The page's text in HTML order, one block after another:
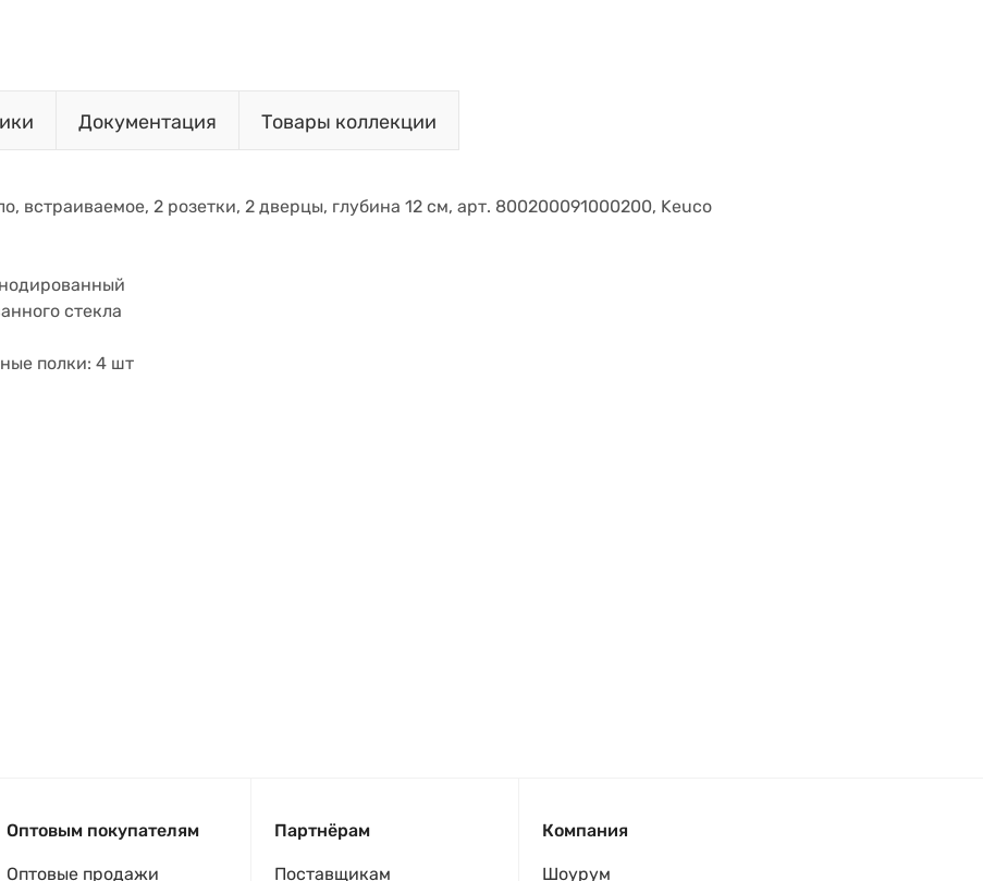
Документация Товары коллекции
встраиваемое, 2 розетки, 2 дверцы, глубина 12 см, арт. 800200091000200, Keuco
стекла
полки: 4 шт
Оптовым покупателям
Оптовые продажи
Партнёрам
Поставщикам
Компания
Шоурум